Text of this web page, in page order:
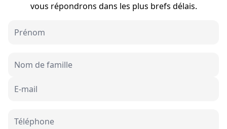
vous répondrons dans les plus brefs délais.